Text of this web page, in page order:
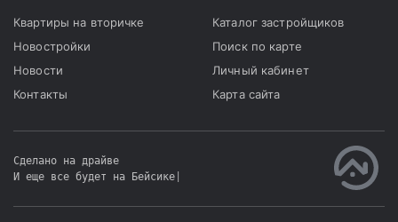
Квартиры на вторичке
Новостройки
Новости
Контакты
Каталог застройщиков
Поиск по карте
Личный кабинет
Карта сайта
Сделано на драйве
И еще все будет на Бейсике